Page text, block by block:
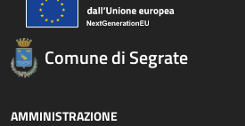
Comune di Segrate
AMMINISTRAZIONE